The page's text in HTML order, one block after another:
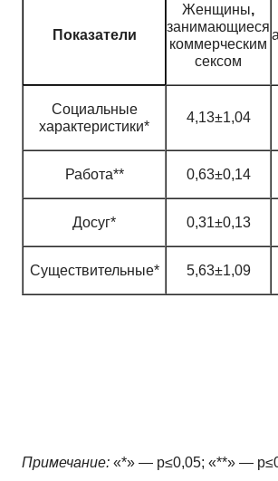
Показатели
Женщины,
занимающиеся
коммерческим
сексом
Социальные
характеристики*
4,13±1,04
Работа** 0,63±0,14
Досуг* 0,31±0,13
Существительные* 5,63±1,09
Примечание: «*» — p≤0,05; «**» —